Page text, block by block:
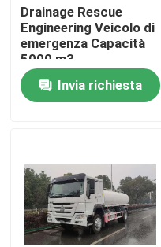
Casa
Circa noi
Giro della fabbrica
Drainage Rescue
Engineering Veicolo di
emergenza Capacità
5000 m3
Invia richiesta